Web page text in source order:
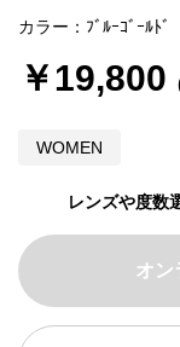
WOMEN
カラー：ﾌﾞﾙｰｺﾞｰﾙﾄﾞ
レンズや度数
￥19,800
オン